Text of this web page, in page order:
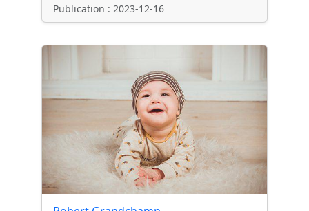
Publication : 2023-12-16